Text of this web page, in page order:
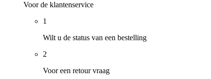
Voor de klantenservice
1
Wilt u de status van een bestelling
2
Voor een retour vraag